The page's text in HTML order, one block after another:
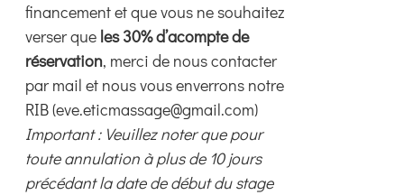
financement et que vous ne souhaitez
verser que les 30% d’acompte de
réservation, merci de nous contacter
par mail et nous vous enverrons notre
RIB (eve.eticmassage@gmail.com)
Important : Veuillez noter que pour
toute annulation à plus de 10 jours
précédant la date de début du stage